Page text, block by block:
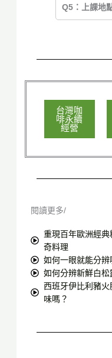
Q5：上課地
台灣咖
啡永續
經營
閱讀更多/
重現百年歐洲經
奇料理
如何一眼就能分辨
如何分辨新鮮白
西班牙伊比利豬
味嗎？